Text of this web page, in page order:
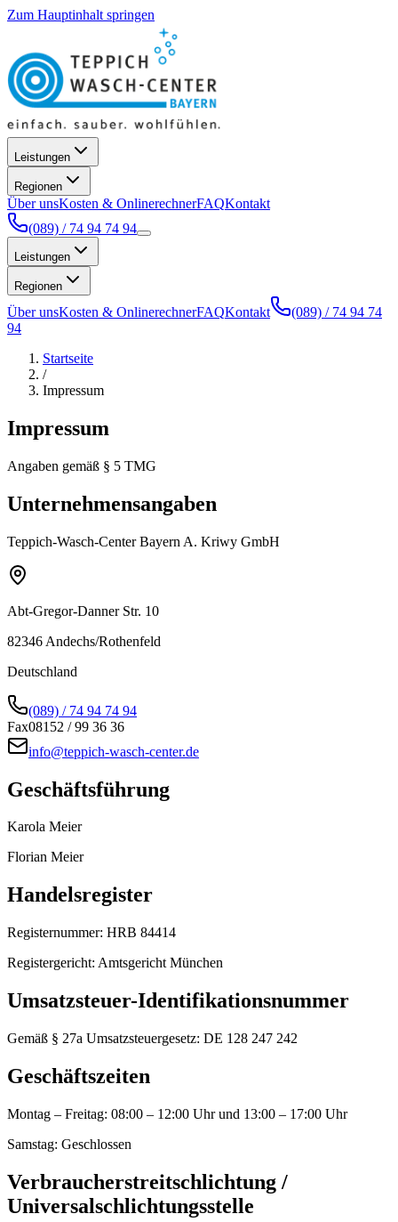
Zum Hauptinhalt springen
Leistungen
Regionen
Über unsKosten & OnlinerechnerFAQKontakt
(089) / 74 94 74 94
Leistungen
Regionen
Über unsKosten & OnlinerechnerFAQKontakt
(089) / 74 94 74
94
Startseite
/
Impressum
Impressum
Angaben gemäß § 5 TMG
Unternehmensangaben
Teppich-Wasch-Center Bayern A. Kriwy GmbH
Abt-Gregor-Danner Str. 10
82346 Andechs/Rothenfeld
Deutschland
(089) / 74 94 74 94
Fax08152 / 99 36 36
info@teppich-wasch-center.de
Geschäftsführung
Karola Meier
Florian Meier
Handelsregister
Registernummer: HRB 84414
Registergericht: Amtsgericht München
Umsatzsteuer-Identifikationsnummer
Gemäß § 27a Umsatzsteuergesetz: DE 128 247 242
Geschäftszeiten
Montag – Freitag: 08:00 – 12:00 Uhr und 13:00 – 17:00 Uhr
Samstag: Geschlossen
Verbraucherstreitschlichtung /
Universalschlichtungsstelle